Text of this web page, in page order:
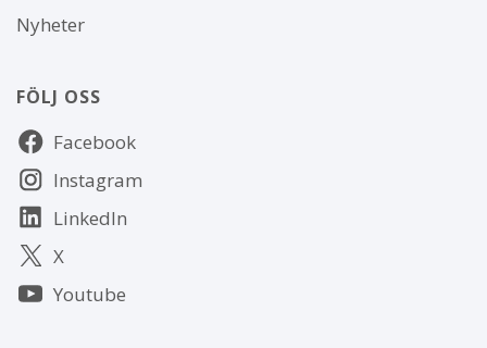
Nyheter
FÖLJ OSS
Följ
oss Facebook
Instagram
LinkedIn
X
Youtube